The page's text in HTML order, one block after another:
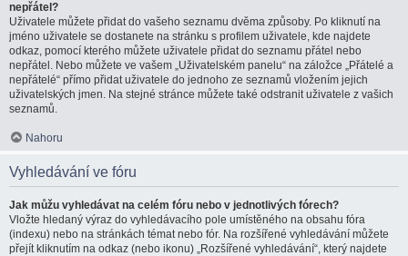
nepřátel?
Uživatele můžete přidat do vašeho seznamu dvěma způsoby. Po kliknutí na
jméno uživatele se dostanete na stránku s profilem uživatele, kde najdete
odkaz, pomocí kterého můžete uživatele přidat do seznamu přátel nebo
nepřátel. Nebo můžete ve vašem „Uživatelském panelu“ na záložce „Přátelé a
nepřátelé“ přímo přidat uživatele do jednoho ze seznamů vložením jejich
uživatelských jmen. Na stejné stránce můžete také odstranit uživatele z vašich
seznamů.
Nahoru
Vyhledávání ve fóru
Jak můžu vyhledávat na celém fóru nebo v jednotlivých fórech?
Vložte hledaný výraz do vyhledávacího pole umístěného na obsahu fóra
(indexu) nebo na stránkách témat nebo fór. Na rozšířené vyhledávání můžete
přejít kliknutím na odkaz (nebo ikonu) „Rozšířené vyhledávání“, který najdete